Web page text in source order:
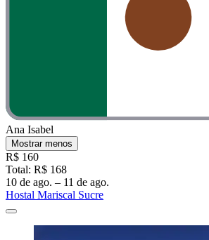
Ana Isabel
Mostrar menos
R$ 160
Total: R$ 168
10 de ago. – 11 de ago.
Hostal Mariscal Sucre